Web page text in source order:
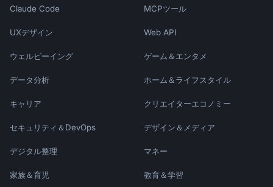
Claude Code MCPツール
UXデザイン Web API
ウェルビーイング ゲーム＆エンタメ
データ分析 ホーム＆ライフスタイル
キャリア クリエイターエコノミー
セキュリティ＆DevOps デザイン＆メディア
デジタル整理 マネー
家族＆育児 教育＆学習